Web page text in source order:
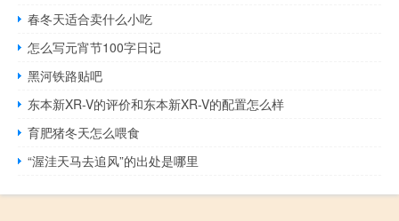
春冬天适合卖什么小吃
怎么写元宵节100字日记
黑河铁路贴吧
东本新XR-V的评价和东本新XR-V的配置怎么样
育肥猪冬天怎么喂食
“渥洼天马去追风”的出处是哪里